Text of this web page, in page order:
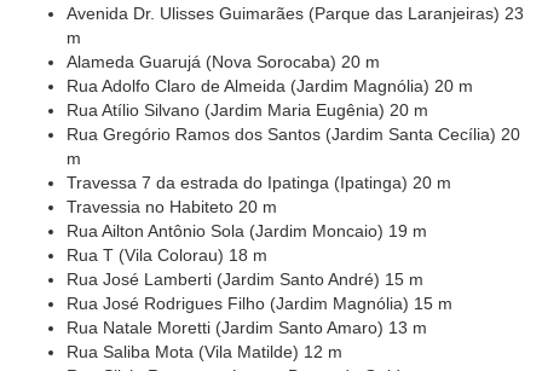
Avenida Dr. Ulisses Guimarães (Parque das Laranjeiras) 23
m
Alameda Guarujá (Nova Sorocaba) 20 m
Rua Adolfo Claro de Almeida (Jardim Magnólia) 20 m
Rua Atílio Silvano (Jardim Maria Eugênia) 20 m
Rua Gregório Ramos dos Santos (Jardim Santa Cecília) 20
m
Travessa 7 da estrada do Ipatinga (Ipatinga) 20 m
Travessia no Habiteto 20 m
Rua Ailton Antônio Sola (Jardim Moncaio) 19 m
Rua T (Vila Colorau) 18 m
Rua José Lamberti (Jardim Santo André) 15 m
Rua José Rodrigues Filho (Jardim Magnólia) 15 m
Rua Natale Moretti (Jardim Santo Amaro) 13 m
Rua Saliba Mota (Vila Matilde) 12 m